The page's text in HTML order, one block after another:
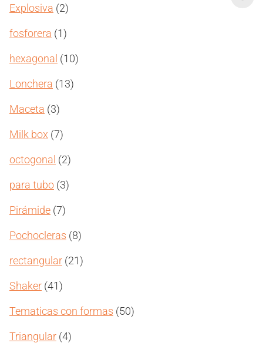
Explosiva 22
fosforera 11
hexagonal 1010
Lonchera 1313
Maceta 33
Milk box 77
octogonal 22
para tubo 33
Pirámide 77
Pochocleras 88
rectangular 2121
Shaker 4141
Tematicas con formas 5050
Triangular 44